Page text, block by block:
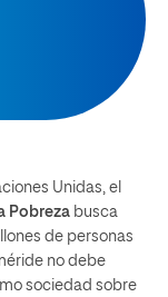
Unidas, el
Pobreza busca
de personas
no debe
sociedad sobre